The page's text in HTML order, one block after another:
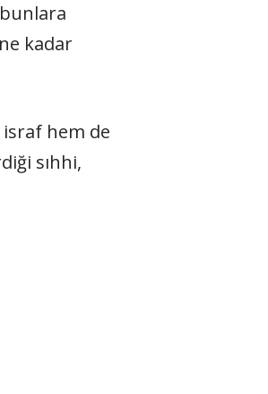
kadar
hem de
sıhhi,